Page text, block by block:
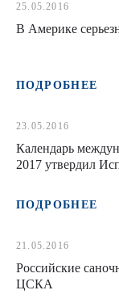
25.05.2016
В Америке
ПОДРОБНЕЕ
23.05.2016
Календарь
2017 утвердил
ПОДРОБНЕЕ
21.05.2016
Российские
ЦСКА